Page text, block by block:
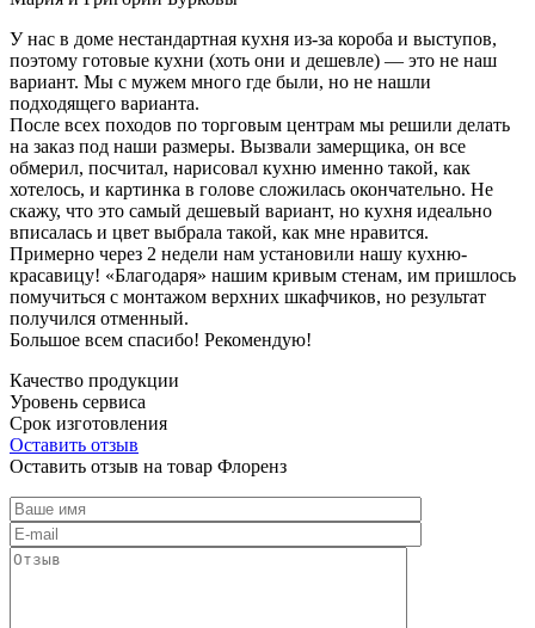
У нас в доме нестандартная кухня из-за короба и выступов,
поэтому готовые кухни (хоть они и дешевле) — это не наш
вариант. Мы с мужем много где были, но не нашли
подходящего варианта.
После всех походов по торговым центрам мы решили делать
на заказ под наши размеры. Вызвали замерщика, он все
обмерил, посчитал, нарисовал кухню именно такой, как
хотелось, и картинка в голове сложилась окончательно. Не
скажу, что это самый дешевый вариант, но кухня идеально
вписалась и цвет выбрала такой, как мне нравится.
Примерно через 2 недели нам установили нашу кухню-
красавицу! «Благодаря» нашим кривым стенам, им пришлось
помучиться с монтажом верхних шкафчиков, но результат
получился отменный.
Большое всем спасибо! Рекомендую!
Качество продукции
Уровень сервиса
Срок изготовления
Оставить отзыв
Оставить отзыв на товар Флоренз